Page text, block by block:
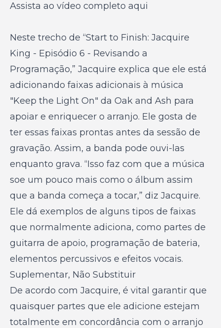
Assista ao vídeo completo aqui
Neste trecho de “Start to Finish: Jacquire
King - Episódio 6 - Revisando a
Programação,” Jacquire explica que ele está
adicionando faixas adicionais à música
"Keep the Light On" da Oak and Ash para
apoiar e enriquecer o arranjo. Ele gosta de
ter essas faixas prontas antes da sessão de
gravação. Assim, a banda pode ouvi-las
enquanto grava. “Isso faz com que a música
soe um pouco mais como o álbum assim
que a banda começa a tocar,” diz Jacquire.
Ele dá exemplos de alguns tipos de faixas
que normalmente adiciona, como partes de
guitarra de apoio, programação de bateria,
elementos percussivos e efeitos vocais.
Suplementar, Não Substituir
De acordo com Jacquire, é vital garantir que
quaisquer partes que ele adicione estejam
totalmente em concordância com o arranjo